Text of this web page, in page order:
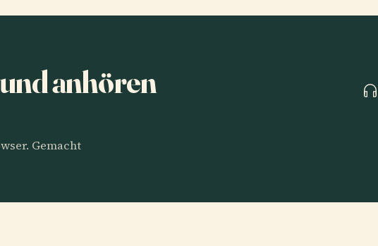
anhören
Gemacht